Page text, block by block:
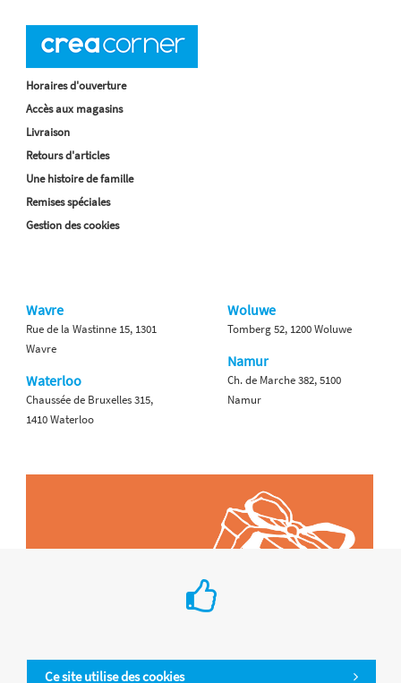
Ce site utilise des cookies
Horaires d'ouverture
Accès aux magasins
Livraison
Retours d'articles
Une histoire de famille
Remises spéciales
Gestion des cookies
Wavre
Rue de la Wastinne 15, 1301
Wavre
Waterloo
Chaussée de Bruxelles 315,
1410 Waterloo
Woluwe
Tomberg 52, 1200 Woluwe
Namur
Ch. de Marche 382, 5100
Namur